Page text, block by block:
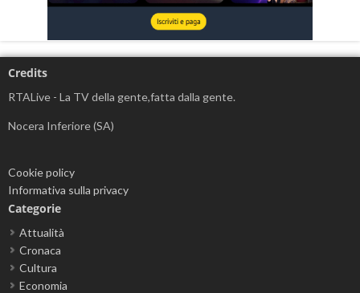
Credits
RTALive - La TV della gente,fatta dalla gente.
Nocera Inferiore (SA)
Cookie policy
Informativa sulla privacy
Categorie
Attualità
Cronaca
Cultura
Economia